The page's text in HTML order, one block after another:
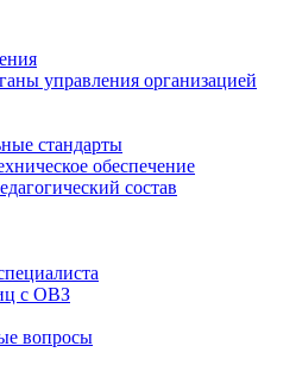
управления организацией
стандарты
обеспечение
состав
с ОВЗ
вопросы